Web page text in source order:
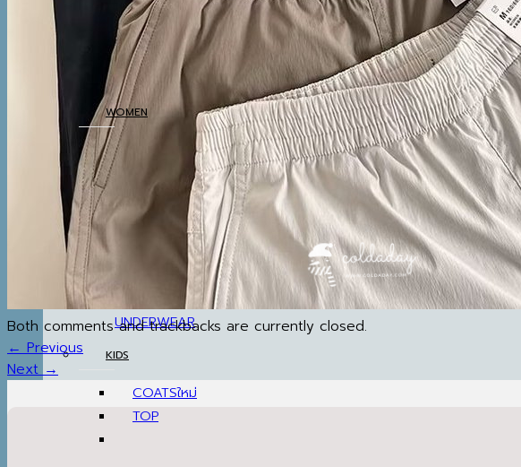
TOP
BOTTOM
THERMAL
UNDERWEAR
WOMEN
COATS
DRESSES & AIRPORT
THERMAL
UNDERWEAR
KIDS
COATS
TOP
Both comments and trackbacks are currently closed.
← Previous
Next →